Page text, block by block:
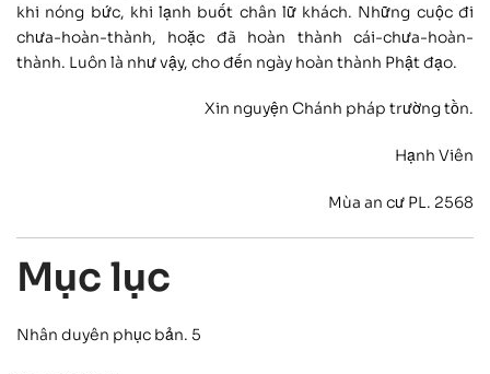
khi nóng bức, khi lạnh buốt chân lữ khách. Những cuộc đi
chưa-hoàn-thành, hoặc đã hoàn thành cái-chưa-hoàn-
thành. Luôn là như vậy, cho đến ngày hoàn thành Phật đạo.
Xin nguyện Chánh pháp trường tồn.
Hạnh Viên
Mùa an cư PL. 2568
Mục lục
Nhân duyên phục bản. 5